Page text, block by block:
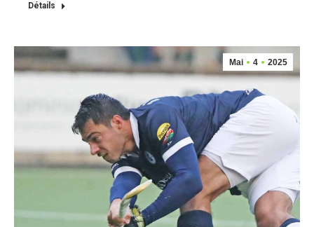
Détails
Mai 4 2025